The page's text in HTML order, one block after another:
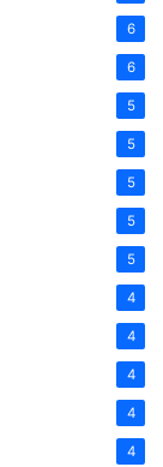
6
6
5
5
5
5
5
4
4
4
4
4